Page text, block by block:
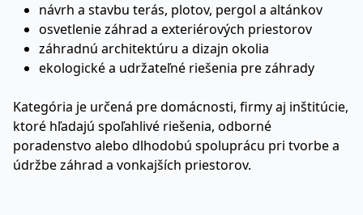
návrh a stavbu terás, plotov, pergol a altánkov
osvetlenie záhrad a exteriérových priestorov
záhradnú architektúru a dizajn okolia
ekologické a udržateľné riešenia pre záhrady
Kategória je určená pre domácnosti, firmy aj inštitúcie,
ktoré hľadajú spoľahlivé riešenia, odborné
poradenstvo alebo dlhodobú spoluprácu pri tvorbe a
údržbe záhrad a vonkajších priestorov.